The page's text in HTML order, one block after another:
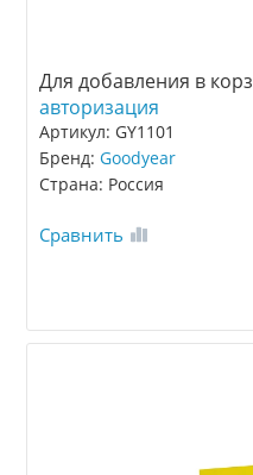
Для добавления в
авторизация
Артикул: GY1101
Бренд:Goodyear
Страна: Россия
Сравнить